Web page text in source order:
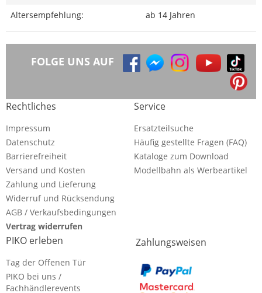
Altersempfehlung:
ab 14 Jahren
FOLGE UNS AUF
Rechtliches
Impressum
Datenschutz
Barrierefreiheit
Versand und Kosten
Zahlung und Lieferung
Widerruf und Rücksendung
AGB / Verkaufsbedingungen
Vertrag widerrufen
Service
Ersatzteilsuche
Häufig gestellte Fragen (FAQ)
Kataloge zum Download
Modellbahn als Werbeartikel
PIKO erleben
Tag der Offenen Tür
PIKO bei uns /
Fachhändlerevents
Zahlungsweisen